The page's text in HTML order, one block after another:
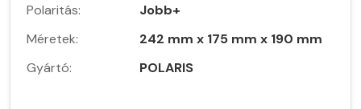
Polaritás:
Jobb+
Méretek:
242 mm x 175 mm x 190 mm
Gyártó:
POLARIS